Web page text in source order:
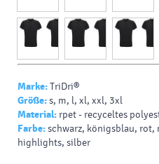
Marke:TriDri®
Größe:s, m, l, xl, xxl, 3xl
Material: rpet - recyceltes
Farbe:schwarz, königsblau, rot,
highlights, silber